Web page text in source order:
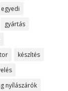
egyedi
gyártás
készítés
nyílászárók